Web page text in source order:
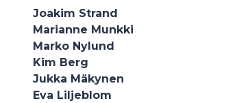
Joakim Strand
Marianne Munkki
Marko Nylund
Kim Berg
Jukka Mäkynen
Eva Liljeblom